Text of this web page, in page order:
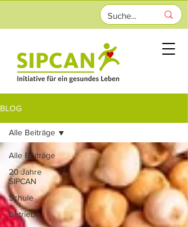
BLOG
Alle Beiträge
20 Jahre
SIPCAN
Schule
Betriebe
Alle Beiträge